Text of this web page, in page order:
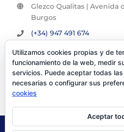
Glezco Qualitas | Avenida
Burgos
(+34) 947 491 674
info@glezco.com
Utilizamos cookies propias y de
funcionamiento de la web, medir
servicios. Puede aceptar todas
necesarias o configurar sus
cookies
Aceptar